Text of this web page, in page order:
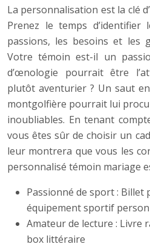
La personnalisation est la clé
Prenez le temps d’identifier
passions, les besoins et les
Votre témoin est-il un
d’œnologie pourrait être
plutôt aventurier ? Un saut
montgolfière pourrait lui
inoubliables. En tenant
vous êtes sûr de choisir un
leur montrera que vous les
personnalisé témoin mariage
Passionné de sport : Billet
équipement sportif
Amateur de lecture : Livre
box littéraire